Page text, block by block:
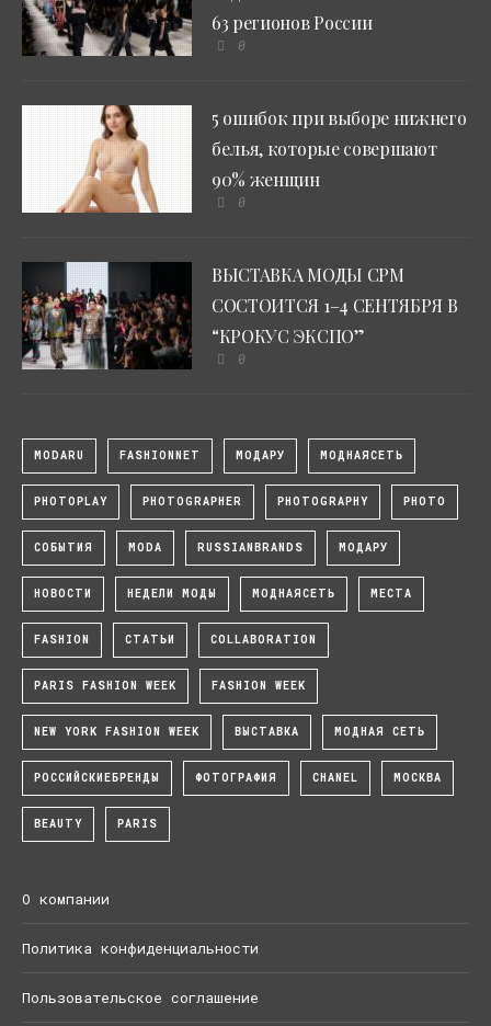
63 регионов России
0
5 ошибок при выборе нижнего
белья, которые совершают
90% женщин
0
ВЫСТАВКА МОДЫ CPM
СОСТОИТСЯ 1–4 СЕНТЯБРЯ В
“КРОКУС ЭКСПО”
0
MODARU FASHIONNET МОДАРУ МОДНАЯСЕТЬ
PHOTOPLAY PHOTOGRAPHER PHOTOGRAPHY PHOTO
СОБЫТИЯ MODA RUSSIANBRANDS МОДАРУ
НОВОСТИ НЕДЕЛИ МОДЫ МОДНАЯСЕТЬ МЕСТА
FASHION СТАТЬИ COLLABORATION
PARIS FASHION WEEK FASHION WEEK
NEW YORK FASHION WEEK ВЫСТАВКА МОДНАЯ СЕТЬ
РОССИЙСКИЕБРЕНДЫ ФОТОГРАФИЯ CHANEL МОСКВА
BEAUTY PARIS
О компании
Политика конфиденциальности
Пользовательское соглашение